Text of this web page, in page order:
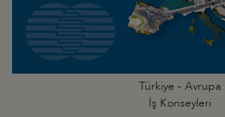
Türkiye - Avrupa
İş Konseyleri